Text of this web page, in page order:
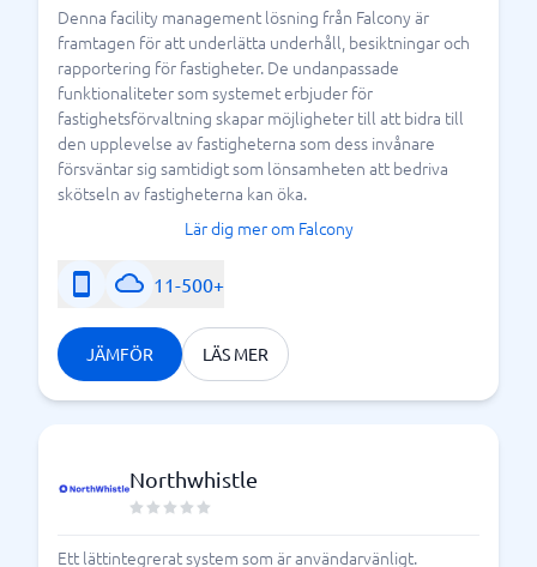
Denna facility management lösning från Falcony är
framtagen för att underlätta underhåll, besiktningar och
rapportering för fastigheter. De undanpassade
funktionaliteter som systemet erbjuder för
fastighetsförvaltning skapar möjligheter till att bidra till
den upplevelse av fastigheterna som dess invånare
försväntar sig samtidigt som lönsamheten att bedriva
skötseln av fastigheterna kan öka.
Lär dig mer om Falcony
11-500+
JÄMFÖR LÄS MER
Northwhistle
Ett lättintegrerat system som är användarvänligt.